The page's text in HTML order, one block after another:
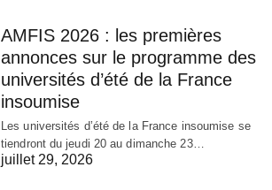
AMFIS 2026 : les premières
annonces sur le programme des
universités d’été de la France
insoumise
Les universités d’été de la France insoumise se
tiendront du jeudi 20 au dimanche 23…
juillet 29, 2026